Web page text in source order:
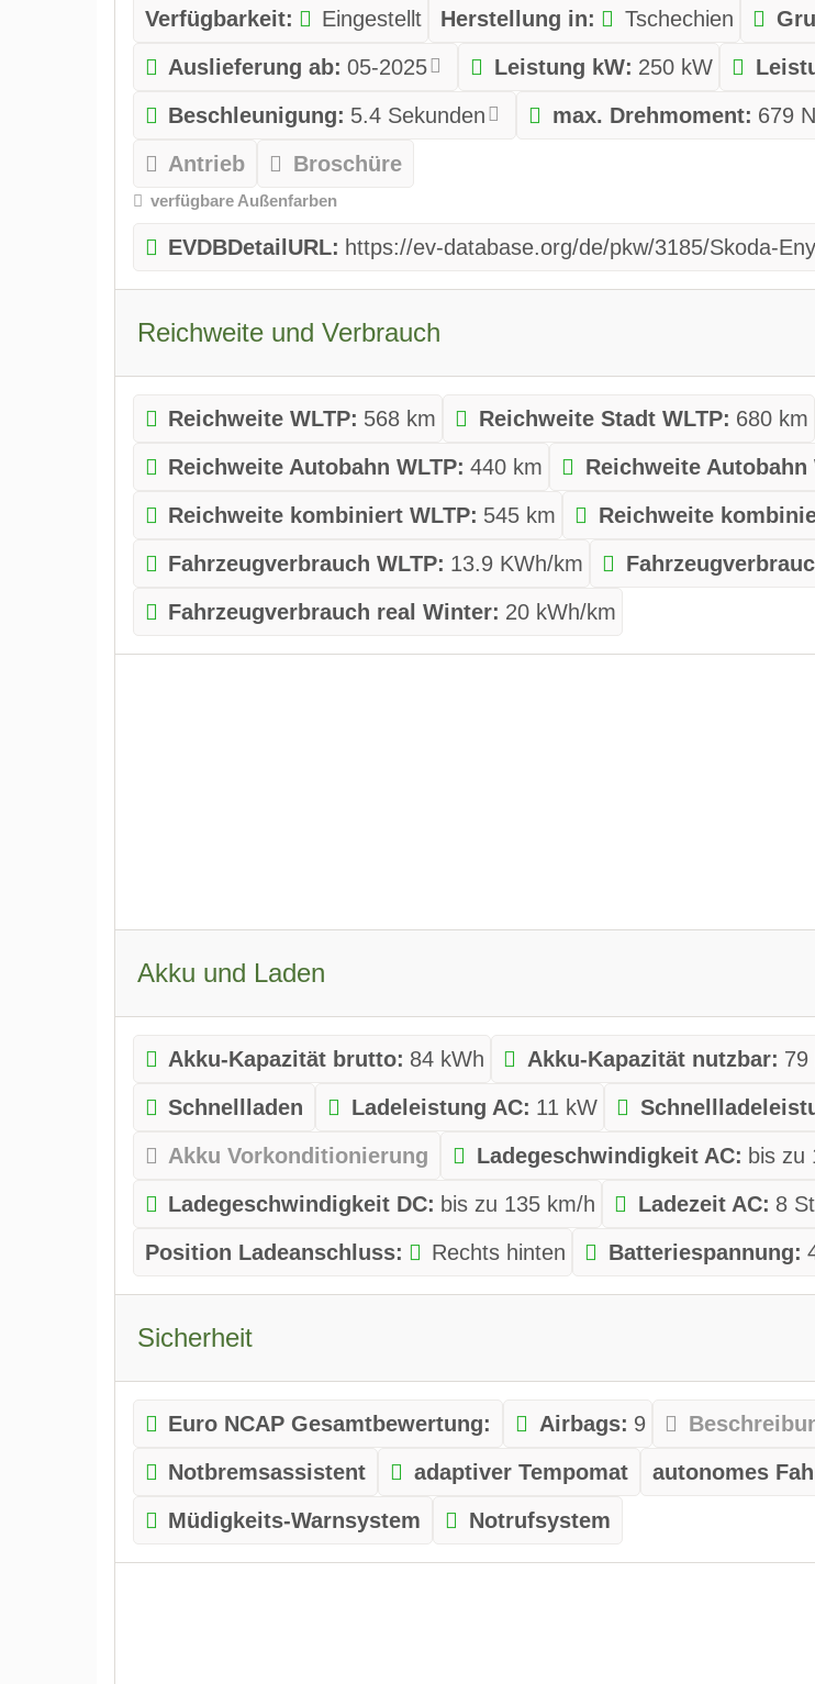
Verfügbarkeit:
Eingestellt Herstellung in: Tschechien
Auslieferung ab: 05-2025 Leistung kW: 250 kW
Beschleunigung: 5.4 Sekunden max. Drehmoment: 679
Antrieb
Broschüre
verfügbare Außenfarben
EVDBDetailURL: https://ev-database.org/de/pkw/3185/Skoda-
Reichweite und Verbrauch
Reichweite WLTP: 568 km Reichweite Stadt WLTP: 680 km
Reichweite Autobahn WLTP: 440 km Reichweite Autobahn
Reichweite kombiniert WLTP: 545 km Reichweite
Fahrzeugverbrauch WLTP: 13.9 KWh/km
Fahrzeugverbrauch real Winter: 20 kWh/km
Akku und Laden
Akku-Kapazität brutto: 84 kWh Akku-Kapazität nutzbar: 79
Schnellladen
Ladeleistung AC: 11 kW
Akku Vorkonditionierung
Ladegeschwindigkeit AC: bis zu
Ladegeschwindigkeit DC: bis zu 135 km/h Ladezeit AC: 8
Position Ladeanschluss:
Rechts hinten Batteriespannung:
Sicherheit
Euro NCAP Gesamtbewertung: Airbags: 9
Notbremsassistent
adaptiver Tempomat autonomes
Müdigkeits-Warnsystem
Notrufsystem